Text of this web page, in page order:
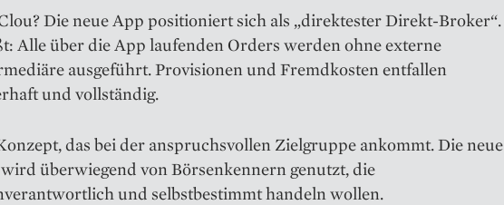
Die neue App positioniert sich als „direktester Direkt-Broker“.
Alle über die App laufenden Orders werden ohne externe
ausgeführt. Provisionen und Fremdkosten entfallen
und vollständig.
das bei der anspruchsvollen Zielgruppe ankommt. Die neue
überwiegend von Börsenkennern genutzt, die
und selbstbestimmt handeln wollen.